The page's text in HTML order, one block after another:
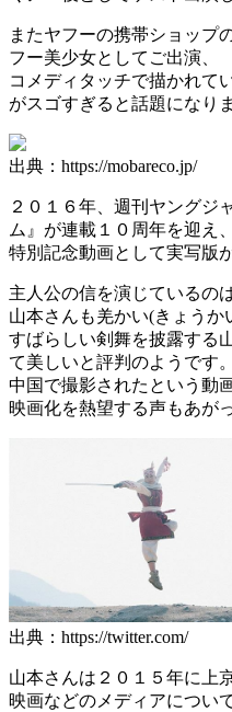
またヤフーの携帯ショップ
フー美少女としてご出演、
コメディタッチで描かれて
がスゴすぎると話題になり
出典：https://mobareco.jp/
２０１６年、週刊ヤングジ
ム』が連載１０周年を迎え、
特別記念動画として実写版
主人公の信を演じているの
山本さんも羌かい(きょうか
すばらしい剣舞を披露する
て美しいと評判のようです。
中国で撮影されたという動
映画化を熱望する声もあが
出典：https://twitter.com/
山本さんは２０１５年に上
映画などのメディアについ